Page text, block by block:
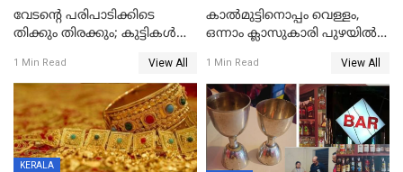
വേടന്റെ പരിപാടിക്കിടെ
തിക്കും തിരക്കും; കുട്ടികള്‍
പരിക്ക്; പാളം മറികടന്ന
യുവാവ് ട്രെയിന്‍ തട്ടി മരിച്ചു
1 Min Read View All
കാൽമുട്ടിനൊപ്പം വെള്ളം,
ഒന്നാം ക്ലാസുകാരി പുഴയിൽ
കുട്ടികൾക്കൊപ്പം
കളിക്കുന്നതിനിടെ
1 Min Read View All
KERALA